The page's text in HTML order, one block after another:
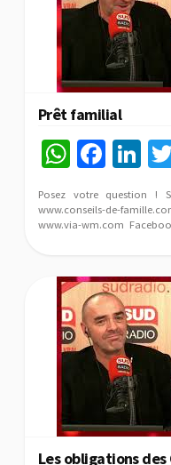
Prêt familial
W
at
sA
p
p
Fa
ce
b
o
o
k
Li
n
ke
dI
n
Posez votre question !
www.conseils-de-
www.via-wm.com
Les obligations des